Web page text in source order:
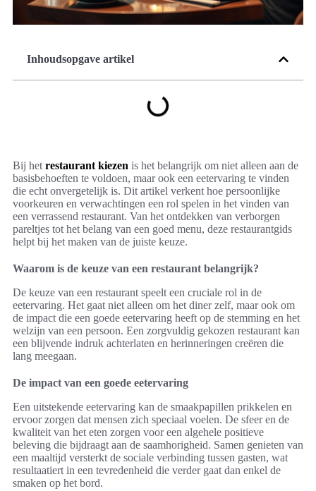
Inhoudsopgave artikel
Bij het restaurant kiezen is het belangrijk om niet alleen aan de
basisbehoeften te voldoen, maar ook een eetervaring te vinden
die echt onvergetelijk is. Dit artikel verkent hoe persoonlijke
voorkeuren en verwachtingen een rol spelen in het vinden van
een verrassend restaurant. Van het ontdekken van verborgen
pareltjes tot het belang van een goed menu, deze restaurantgids
helpt bij het maken van de juiste keuze.
Waarom is de keuze van een restaurant belangrijk?
De keuze van een restaurant speelt een cruciale rol in de
eetervaring. Het gaat niet alleen om het diner zelf, maar ook om
de impact die een goede eetervaring heeft op de stemming en het
welzijn van een persoon. Een zorgvuldig gekozen restaurant kan
een blijvende indruk achterlaten en herinneringen creëren die
lang meegaan.
De impact van een goede eetervaring
Een uitstekende eetervaring kan de smaakpapillen prikkelen en
ervoor zorgen dat mensen zich speciaal voelen. De sfeer en de
kwaliteit van het eten zorgen voor een algehele positieve
beleving die bijdraagt aan de saamhorigheid. Samen genieten van
een maaltijd versterkt de sociale verbinding tussen gasten, wat
resultaatiert in een tevredenheid die verder gaat dan enkel de
smaken op het bord.